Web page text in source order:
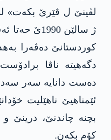
لڤینێ ل ڤێرێ بکەت»
ژ سالێن
کوردستانێ دەڤەرا
دگەھیتە ناڤا
دەست دانایه‌ سەر
ئێمناهیێ ناھێلیت
بچنە چاندنێ، درینێ
کۆم بکەن.